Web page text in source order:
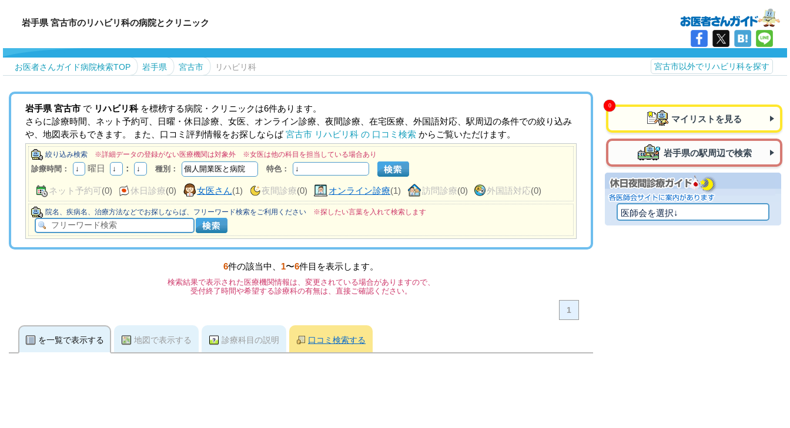
岩手県 宮古市のリハビリ科の病院とクリニック
お医者さんガイド病院検索TOP 岩手県 宮古市 リハビリ科 宮古市以外でリハビリ科を探す
岩手県 宮古市 で リハビリ科を標榜する病院・クリニックは6件あります。
さらに診療時間、ネット予約可、日曜・休日診療、女医、オンライン診療、夜間診療、在宅医療、外国語対応、駅周辺の条件での絞り込み
や、地図表示もできます。 また、口コミ評判情報をお探しならば宮古市 リハビリ科 の 口コミ検索 からご覧いただけます。
絞り込み検索 ※詳細データの登録がない医療機関は対象外 ※女医は他の科目を担当している場合あり
診療時間： 曜日 ： 種別： 特色：
ネット予約可(0) 休日診療(0) 女医さん(1) 夜間診療(0) オンライン診療(1) 訪問診療(0) 外国語対応(0)
院名、疾病名、治療方法などでお探しならば、フリーワード検索をご利用ください ※探したい言葉を入れて検索します
6件の該当中、 1〜6件目を表示します。
検索結果で表示された医療機関情報は、変更されている場合がありますので、
受付終了時間や希望する診療科の有無は、直接ご確認ください。
1
を一覧で表示する 地図で表示する 診療科目の説明 口コミ検索する
マイリストを見る
岩手県の駅周辺で検索